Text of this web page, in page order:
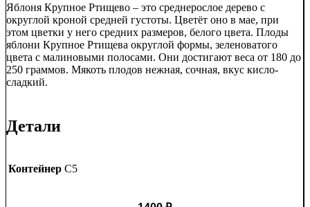
Яблоня Крупное Ртищево – это среднерослое дерево с
округлой кроной средней густоты. Цветёт оно в мае, при
этом цветки у него средних размеров, белого цвета. Плоды
яблони Крупное Ртищева округлой формы, зеленоватого
цвета с малиновыми полосами. Они достигают веса от 180 до
250 граммов. Мякоть плодов нежная, сочная, вкус кисло-
сладкий.
Детали
Контейнер C5